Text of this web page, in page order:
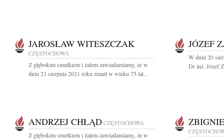
JAROSŁAW WITESZCZAK
CZĘSTOCHOWA
Z głębokim smutkiem i żalem zawiadamiamy, że w
dniu 23 sierpnia 2021 roku zmarł w wieku 75 lat...
JÓZEF
W dniu 20
Dr inż. Józef
ANDRZEJ CHŁĄD CZĘSTOCHOWA
Z głębokim smutkiem i żalem zawiadamiamy, że w